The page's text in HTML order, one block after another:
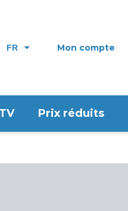
FR Mon compte
Prix réduits